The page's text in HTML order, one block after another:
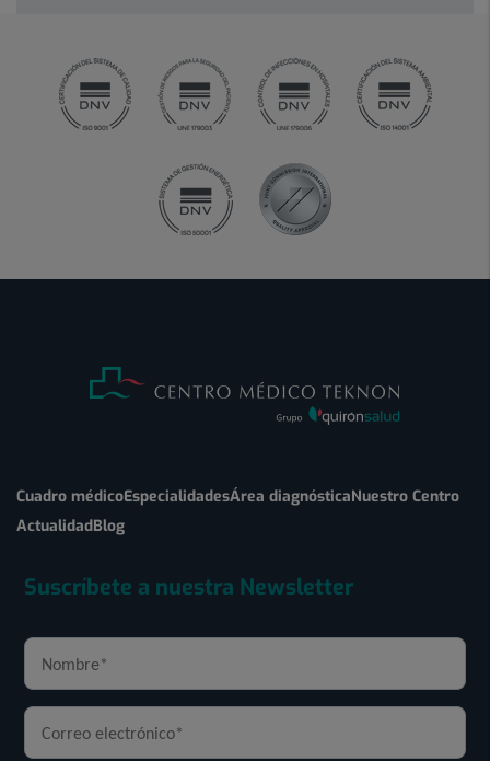
Cuadro médicoEspecialidadesÁrea diagnósticaNuestro Centro
ActualidadBlog
Suscríbete a nuestra Newsletter